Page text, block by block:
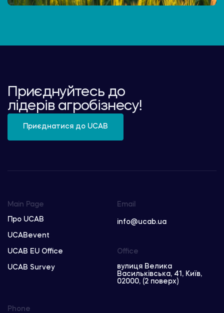
Приєднуйтесь до
лідерів агробізнесу!
Приєднатися до UCAB
Main Page
Про UCAB
UCABevent
UCAB EU Office
UCAB Survey
Email
info@ucab.ua
Phone
Office
вулиця Велика
Васильківська, 41, Київ,
02000, (2 поверх)